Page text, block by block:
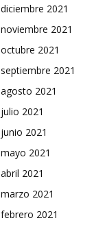
diciembre 2021
noviembre 2021
octubre 2021
septiembre 2021
agosto 2021
julio 2021
junio 2021
mayo 2021
abril 2021
marzo 2021
febrero 2021